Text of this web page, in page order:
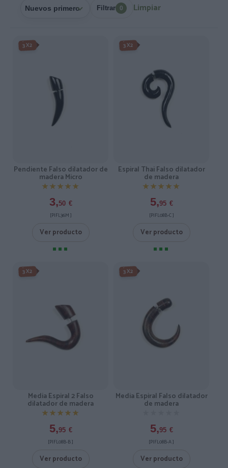
Filtrar 0 Limpiar
3X2
Pendiente Falso dilatador de
madera Micro
★★★★★
★★★★★
3,50 €
[PIFL36M ]
Ver producto
3X2
Espiral Thai Falso dilatador
de madera
★★★★★
★★★★★
5,95 €
[PIFL08B-C ]
Ver producto
3X2
Media Espiral 2 Falso
dilatador de madera
★★★★★
★★★★★
5,95 €
[PIFL08B-B ]
Ver producto
3X2
Media Espiral Falso dilatador
de madera
5,95 €
[PIFL08B-A ]
Ver producto